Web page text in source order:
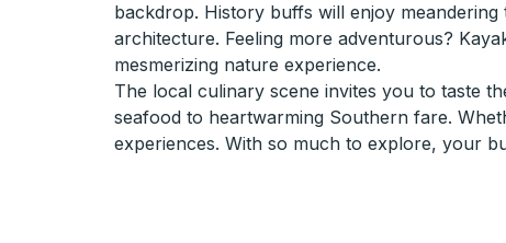
backdrop. History buffs will enjoy
architecture. Feeling more adventurous?
mesmerizing nature experience.
The local culinary scene invites you to taste
seafood to heartwarming Southern fare.
experiences. With so much to explore, your